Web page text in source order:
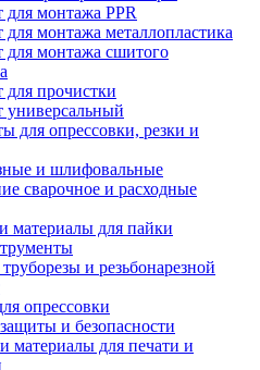
монтажа PPR
монтажа металлопластика
для монтажа сшитого
прочистки
универсальный
для опрессовки, резки и
и шлифовальные
сварочное и расходные
материалы для пайки
и резьбонарезной
опрессовки
и безопасности
материалы для печати и